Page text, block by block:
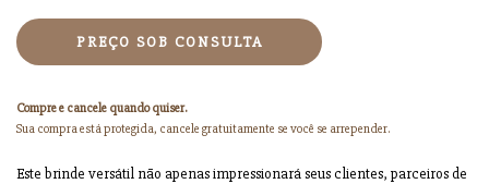
Compre e cancele quando quiser.
Sua compra está protegida, cancele gratuitamente se você se arrepender.
Este brinde versátil não apenas impressionará seus clientes, parceiros de